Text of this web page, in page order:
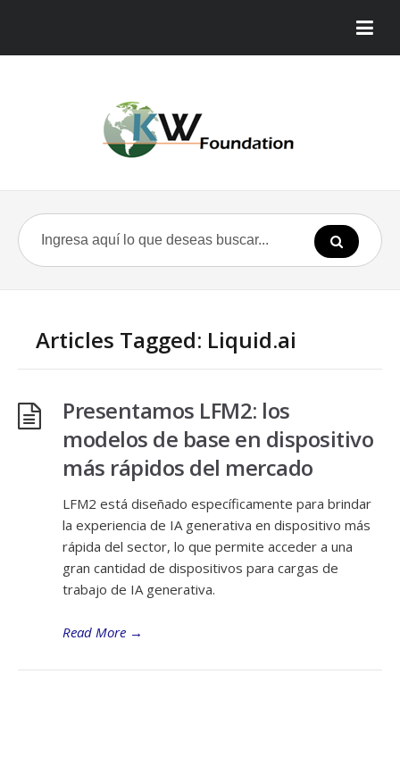
Articles Tagged: Liquid.ai
Presentamos LFM2: los
modelos de base en dispositivo
más rápidos del mercado
LFM2 está diseñado específicamente para brindar
la experiencia de IA generativa en dispositivo más
rápida del sector, lo que permite acceder a una
gran cantidad de dispositivos para cargas de
trabajo de IA generativa.
Read More →